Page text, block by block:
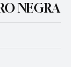
NEGRA